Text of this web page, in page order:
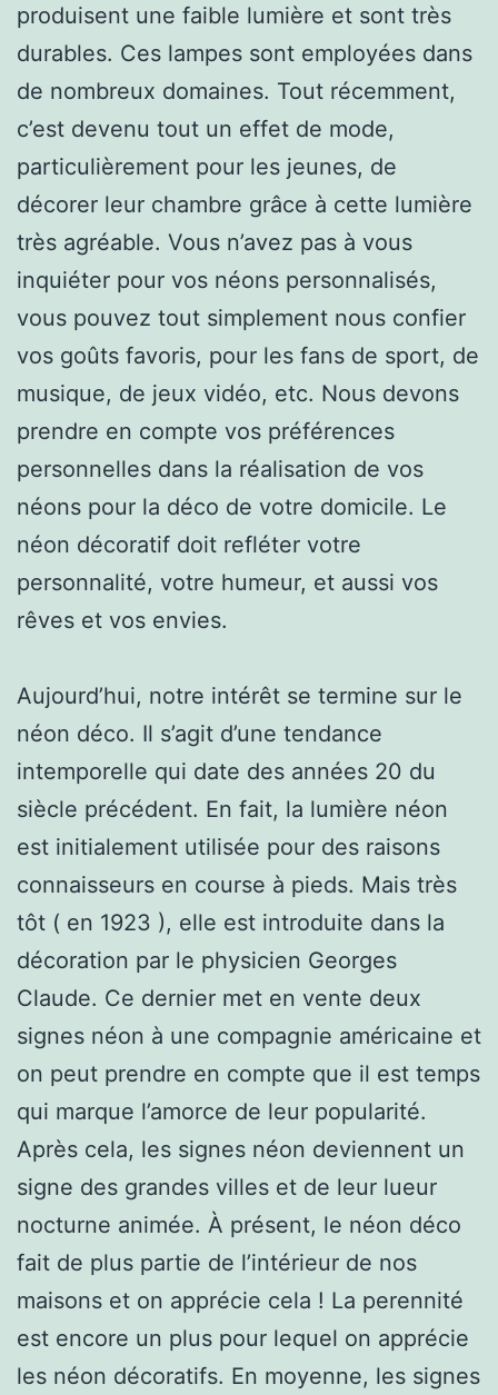
produisent une faible lumière et sont très
durables. Ces lampes sont employées dans
de nombreux domaines. Tout récemment,
c’est devenu tout un effet de mode,
particulièrement pour les jeunes, de
décorer leur chambre grâce à cette lumière
très agréable. Vous n’avez pas à vous
inquiéter pour vos néons personnalisés,
vous pouvez tout simplement nous confier
vos goûts favoris, pour les fans de sport, de
musique, de jeux vidéo, etc. Nous devons
prendre en compte vos préférences
personnelles dans la réalisation de vos
néons pour la déco de votre domicile. Le
néon décoratif doit refléter votre
personnalité, votre humeur, et aussi vos
rêves et vos envies.
Aujourd’hui, notre intérêt se termine sur le
néon déco. Il s’agit d’une tendance
intemporelle qui date des années 20 du
siècle précédent. En fait, la lumière néon
est initialement utilisée pour des raisons
connaisseurs en course à pieds. Mais très
tôt ( en 1923 ), elle est introduite dans la
décoration par le physicien Georges
Claude. Ce dernier met en vente deux
signes néon à une compagnie américaine et
on peut prendre en compte que il est temps
qui marque l’amorce de leur popularité.
Après cela, les signes néon deviennent un
signe des grandes villes et de leur lueur
nocturne animée. À présent, le néon déco
fait de plus partie de l’intérieur de nos
maisons et on apprécie cela ! La perennité
est encore un plus pour lequel on apprécie
les néon décoratifs. En moyenne, les signes